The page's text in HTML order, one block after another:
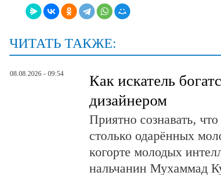
ЧИТАТЬ ТАКЖЕ:
08.08.2026 - 09:54
Как искатель
дизайнером
Приятно сознавать,
столько одарённых
когорте молодых
нальчанин Мухаммад